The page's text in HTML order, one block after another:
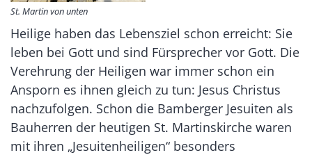
St. Martin von unten
Heilige haben das Lebensziel schon erreicht: Sie
leben bei Gott und sind Fürsprecher vor Gott. Die
Verehrung der Heiligen war immer schon ein
Ansporn es ihnen gleich zu tun: Jesus Christus
nachzufolgen. Schon die Bamberger Jesuiten als
Bauherren der heutigen St. Martinskirche waren
mit ihren „Jesuitenheiligen“ besonders